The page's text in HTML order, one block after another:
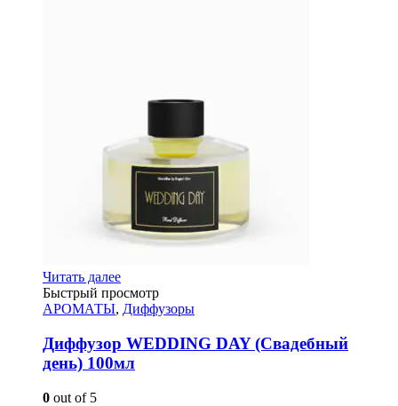
Читать далее
Быстрый просмотр
АРОМАТЫ, Диффузоры
Диффузор WEDDING DAY (Свадебный
день) 100мл
0 out of 5